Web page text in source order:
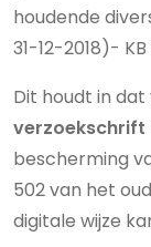
houdende
31-12-2018)-
Dit houdt in dat
verzoekschrift
bescherming
502 van het
digitale wijze